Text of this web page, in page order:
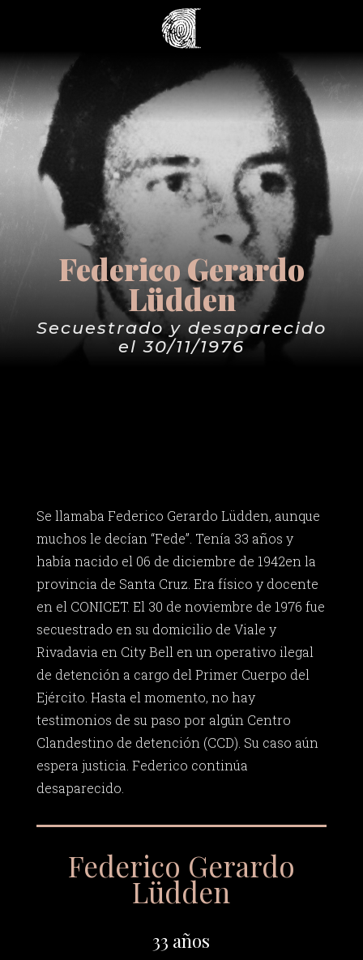
Federico Gerardo
Lüdden
Secuestrado y desaparecido
el 30/11/1976
Se llamaba Federico Gerardo Lüdden, aunque
muchos le decían “Fede”. Tenía 33 años y
había nacido el 06 de diciembre de 1942en la
provincia de Santa Cruz. Era físico y docente
en el CONICET. El 30 de noviembre de 1976 fue
secuestrado en su domicilio de Viale y
Rivadavia en City Bell en un operativo ilegal
de detención a cargo del Primer Cuerpo del
Ejército. Hasta el momento, no hay
testimonios de su paso por algún Centro
Clandestino de detención (CCD). Su caso aún
espera justicia. Federico continúa
desaparecido.
Federico Gerardo
Lüdden
33 años